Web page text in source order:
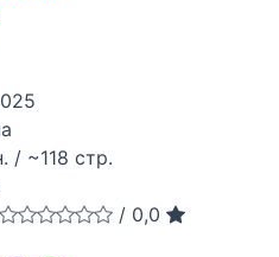
/ ~118 стр.
/ 0,0